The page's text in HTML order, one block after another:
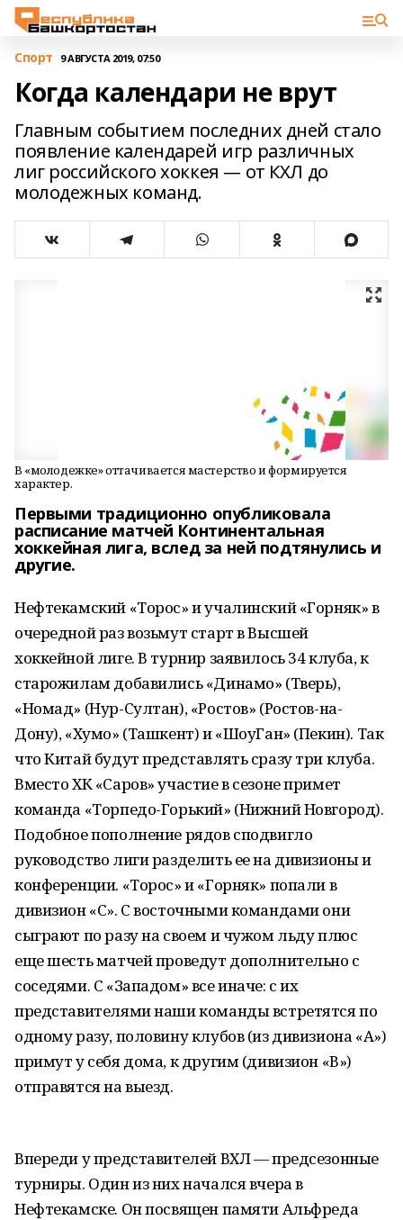
Спорт 9 АВГУСТА 2019, 07:50
Когда календари не врут
Главным событием последних дней стало
появление календарей игр различных
лиг российского хоккея — от КХЛ до
молодежных команд.
В «молодежке» оттачивается мастерство и формируется
характер.
Первыми традиционно опубликовала
расписание матчей Континентальная
хоккейная лига, вслед за ней подтянулись и
другие.
Нефтекамский «Торос» и учалинский «Горняк» в
очередной раз возьмут старт в Высшей
хоккейной лиге. В турнир заявилось 34 клуба, к
старожилам добавились «Динамо» (Тверь),
«Номад» (Нур-Султан), «Ростов» (Ростов-на-
Дону), «Хумо» (Ташкент) и «ШоуГан» (Пекин). Так
что Китай будут представлять сразу три клуба.
Вместо ХК «Саров» участие в сезоне примет
команда «Торпедо-Горький» (Нижний Новгород).
Подобное пополнение рядов сподвигло
руководство лиги разделить ее на дивизионы и
конференции. «Торос» и «Горняк» попали в
дивизион «С». С восточными командами они
сыграют по разу на своем и чужом льду плюс
еще шесть матчей проведут дополнительно с
соседями. С «Западом» все иначе: с их
представителями наши команды встретятся по
одному разу, половину клубов (из дивизиона «А»)
примут у себя дома, к другим (дивизион «В»)
отправятся на выезд.
Впереди у представителей ВХЛ — предсезонные
турниры. Один из них начался вчера в
Нефтекамске. Он посвящен памяти Альфреда